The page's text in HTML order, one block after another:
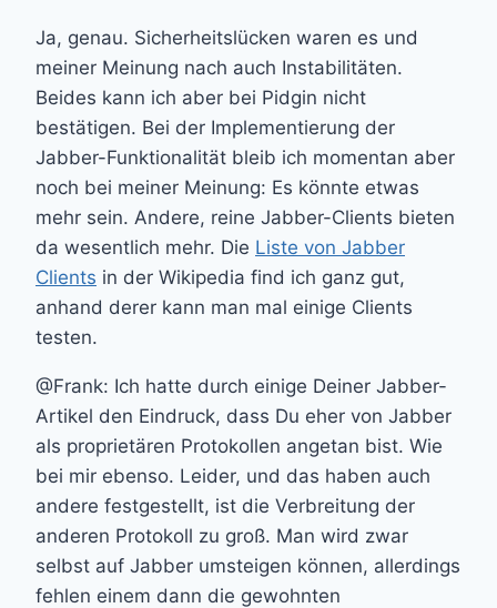
Ja, genau. Sicherheitslücken waren es und
meiner Meinung nach auch Instabilitäten.
Beides kann ich aber bei Pidgin nicht
bestätigen. Bei der Implementierung der
Jabber-Funktionalität bleib ich momentan aber
noch bei meiner Meinung: Es könnte etwas
mehr sein. Andere, reine Jabber-Clients bieten
da wesentlich mehr. Die Liste von Jabber
Clients in der Wikipedia find ich ganz gut,
anhand derer kann man mal einige Clients
testen.
@Frank: Ich hatte durch einige Deiner Jabber-
Artikel den Eindruck, dass Du eher von Jabber
als proprietären Protokollen angetan bist. Wie
bei mir ebenso. Leider, und das haben auch
andere festgestellt, ist die Verbreitung der
anderen Protokoll zu groß. Man wird zwar
selbst auf Jabber umsteigen können, allerdings
fehlen einem dann die gewohnten